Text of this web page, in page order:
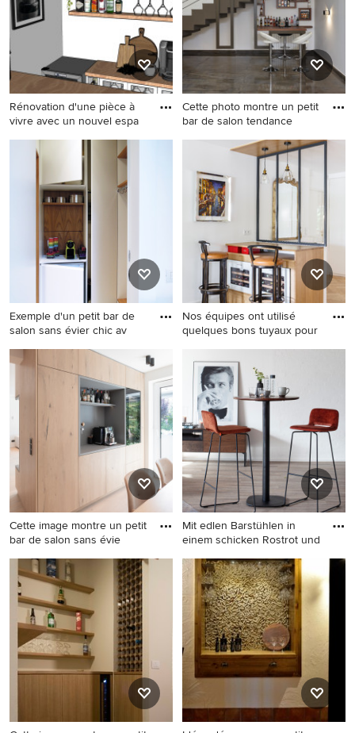
plane, des portes de placard
bleues, une crédence grise,
un sol gris et un plan de
travail gris.
Rénovation d'une pièce à
vivre avec un nouvel espa
Inspiration pour un petit bar
de salon parallèle urbain
avec des tabourets, aucun
évier ou lavabo, des étagères
flottantes, des portes de
placard blanches, un plan de
travail en bois, une crédence
blanche, un sol en carrelage
de céramique, un sol gris et
un plan de travail marron.
Cette photo montre un petit
bar de salon tendance
Cette photo montre un petit
bar de salon tendance avec
des tabourets, des étagères
flottantes et un sol gris.
Exemple d'un petit bar de
salon sans évier chic av
Exemple d'un petit bar de
salon sans évier chic avec un
placard à porte plane, des
portes de placard blanches et
un plan de travail blanc.
Nos équipes ont utilisé
quelques bons tuyaux pour
Cette photo montre un petit
bar de salon linéaire
scandinave en bois clair avec
des tabourets, aucun évier
ou lavabo, un plan de travail
en bois, parquet clair, un sol
beige, un placard à porte
vitrée et un plan de travail
beige.
Cette image montre un petit
bar de salon sans évie
Cette image montre un petit
bar de salon sans évier
linéaire nordique en bois
brun avec aucun évier ou
lavabo, un placard à porte
plane, un plan de travail en
bois, une crédence grise,
une crédence en bois,
parquet clair, un sol beige et
un plan de travail gris.
Mit edlen Barstühlen in
einem schicken Rostrot und
Exemple d'un petit bar de
salon tendance.